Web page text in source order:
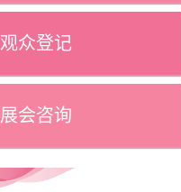
观众登记
展会咨询